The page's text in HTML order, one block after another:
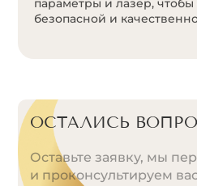
параметры и лазер,
безопасной и
ОСТАЛИСЬ
Оставьте заявку, мы
и проконсультируем